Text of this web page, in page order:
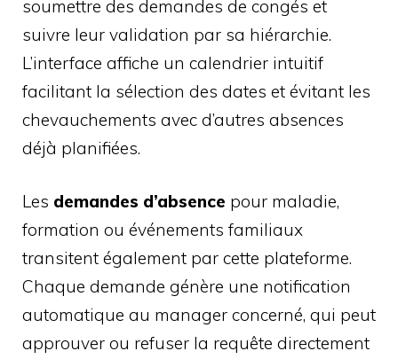
soumettre des demandes de congés et
suivre leur validation par sa hiérarchie.
L’interface affiche un calendrier intuitif
facilitant la sélection des dates et évitant les
chevauchements avec d’autres absences
déjà planifiées.
Les demandes d’absence pour maladie,
formation ou événements familiaux
transitent également par cette plateforme.
Chaque demande génère une notification
automatique au manager concerné, qui peut
approuver ou refuser la requête directement